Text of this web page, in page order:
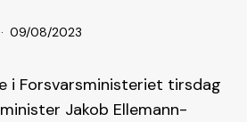
09/08/2023
i Forsvarsministeriet tirsdag
Jakob Ellemann-